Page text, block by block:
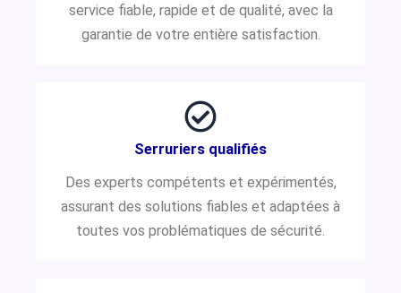
service fiable, rapide et de qualité, avec la
garantie de votre entière satisfaction.
Serruriers qualifiés
Des experts compétents et expérimentés,
assurant des solutions fiables et adaptées à
toutes vos problématiques de sécurité.